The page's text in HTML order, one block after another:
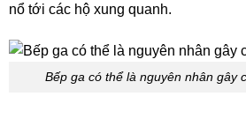
nổ tới các hộ xung quanh.
Bếp ga có thể là nguyên nhân gây